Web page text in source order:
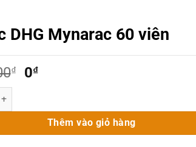
DHG Mynarac 60 viên
₫
Giá
126.000₫.
0₫Giá
là:
0₫.
Mynarac 60 viên số lượng
Thêm vào giỏ hàng